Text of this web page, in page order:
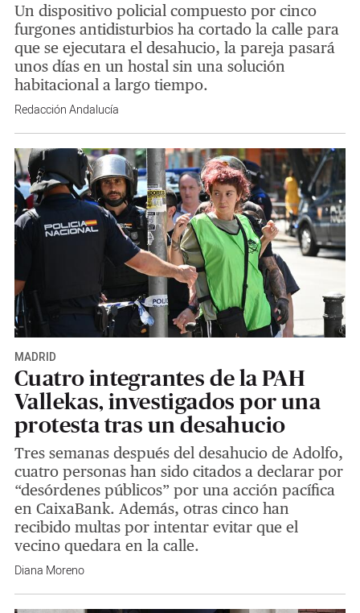
Un dispositivo policial compuesto por cinco
furgones antidisturbios ha cortado la calle para
que se ejecutara el desahucio, la pareja pasará
unos días en un hostal sin una solución
habitacional a largo tiempo.
Redacción Andalucía
MADRID
Cuatro integrantes de la PAH
Vallekas, investigados por una
protesta tras un desahucio
Tres semanas después del desahucio de Adolfo,
cuatro personas han sido citados a declarar por
“desórdenes públicos” por una acción pacífica
en CaixaBank. Además, otras cinco han
recibido multas por intentar evitar que el
vecino quedara en la calle.
Diana Moreno